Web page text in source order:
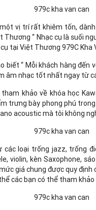
vị trí rất khiêm tốn,
“ Nhạc cụ là suối
tại Việt Thương 979C Kha
“ Mỗi khách hàng đến
âm nhạc tốt nhất ngay từ
khảo về khóa học
trưng bày phong phú
acoustic mà tôi không
các loại trống jazz, trống
violin, kèn Saxophone,
giá chung được quy
các bạn có thể tham